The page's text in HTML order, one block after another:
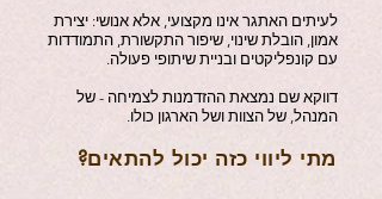
לעיתים האתגר אינו מקצועי, אלא אנושי: יצירת
אמון, הובלת שינוי, שיפור התקשורת, התמודדות
עם קונפליקטים ובניית שיתופי פעולה.
דווקא שם נמצאת ההזדמנות לצמיחה - של
המנהל, של הצוות ושל הארגון כולו.
מתי ליווי כזה יכול להתאים?